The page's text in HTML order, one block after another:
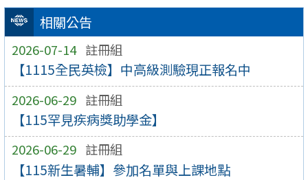
相關公告
2026-07-14 註冊組
【1115全民英檢】中高級測驗現正報名中
2026-06-29 註冊組
【115罕見疾病獎助學金】
2026-06-29 註冊組
【115新生暑輔】參加名單與上課地點